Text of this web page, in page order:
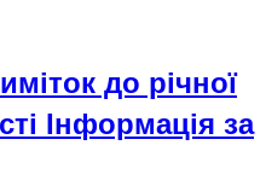
до річної
Інформація за